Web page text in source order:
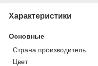
Характеристики
Основные
Страна производитель
Цвет